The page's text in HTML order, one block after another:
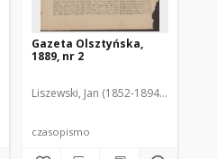
Gazeta Olsztyńska,
1889, nr 2
Liszewski, Jan (1852-1894). Red.
czasopismo